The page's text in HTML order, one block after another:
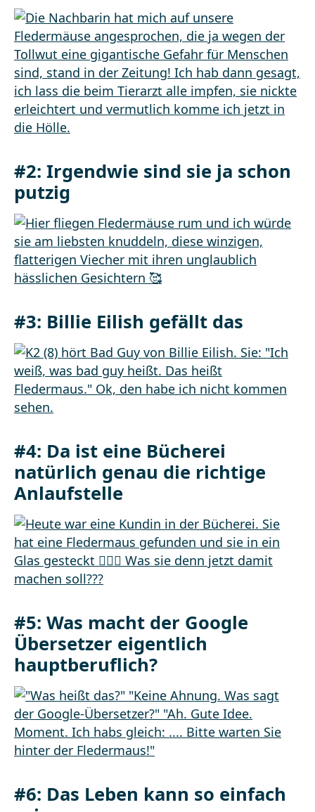
#2: Irgendwie sind sie ja schon
putzig
#3: Billie Eilish gefällt das
#4: Da ist eine Bücherei
natürlich genau die richtige
Anlaufstelle
#5: Was macht der Google
Übersetzer eigentlich
hauptberuflich?
#6: Das Leben kann so einfach